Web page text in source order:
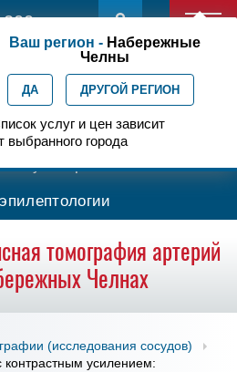
Ваш регион - Набережные
Челны
ДА ДРУГОЙ РЕГИОН
услуг и цен зависит
выбранного города
Протонная терапия
Амбулаторная онкология
томография артерий
Челнах
(исследования сосудов)
усилением: